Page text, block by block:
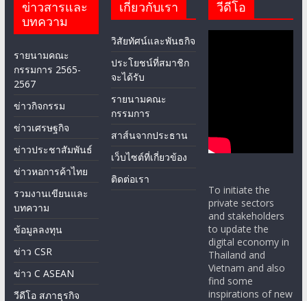
ข่าวสารและ
บทความ
รายนามคณะ
กรรมการ 2565-
2567
ข่าวกิจกรรม
ข่าวเศรษฐกิจ
ข่าวประชาสัมพันธ์
ข่าวหอการค้าไทย
รวมงานเขียนและ
บทความ
ข้อมูลลงทุน
ข่าว CSR
ข่าว C ASEAN
วีดีโอ สภาธุรกิจ
เกี่ยวกับเรา
วิสัยทัศน์และพันธกิจ
ประโยชน์ที่สมาชิก
จะได้รับ
รายนามคณะ
กรรมการ
สาส์นจากประธาน
เว็บไซต์ที่เกี่ยวข้อง
ติดต่อเรา
วีดีโอ
To initiate the
private sectors
and stakeholders
to update the
digital economy in
Thailand and
Vietnam and also
find some
inspirations of new